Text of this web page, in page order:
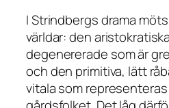
I Strindbergs drama
världar: den
degenererade som är
och den primitiva, lätt
vitala som